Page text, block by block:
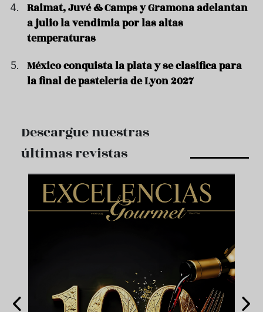
Raimat, Juvé & Camps y Gramona adelantan
a julio la vendimia por las altas
temperaturas
México conquista la plata y se clasifica para
la final de pastelería de Lyon 2027
Descargue nuestras
últimas revistas